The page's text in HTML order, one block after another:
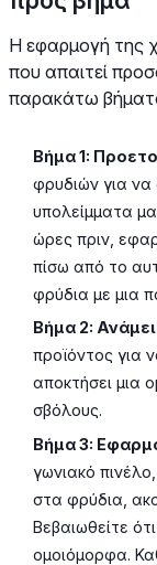
Η εφαρμογή της
που απαιτεί
παρακάτω
Βήμα 1:
φρυδιών για να
υπολείμματα
ώρες πριν,
πίσω από το
φρύδια με μια
Βήμα 2:
προϊόντος για
αποκτήσει μια
σβόλους.
Βήμα 3:
γωνιακό
στα φρύδια,
Βεβαιωθείτε
ομοιόμορφα.